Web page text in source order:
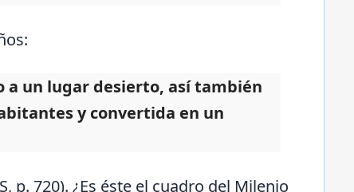
a un lugar desierto, así también
y convertida en un
p. 720). ¿Es éste el cuadro del Milenio